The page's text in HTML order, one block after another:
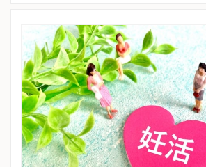
※受診前には必ずクリニックHPを確認、ま